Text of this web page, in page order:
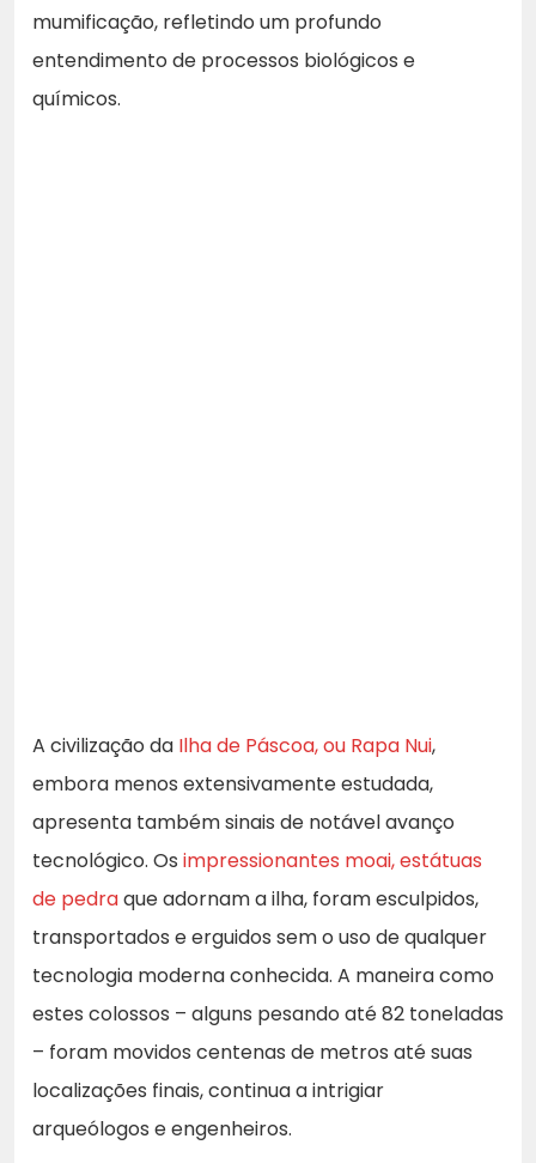
mumificação, refletindo um profundo
entendimento de processos biológicos e
químicos.
A civilização da Ilha de Páscoa, ou Rapa Nui,
embora menos extensivamente estudada,
apresenta também sinais de notável avanço
tecnológico. Os impressionantes moai, estátuas
de pedraque adornam a ilha, foram esculpidos,
transportados e erguidos sem o uso de qualquer
tecnologia moderna conhecida. A maneira como
estes colossos – alguns pesando até 82 toneladas
– foram movidos centenas de metros até suas
localizações finais, continua a intrigiar
arqueólogos e engenheiros.